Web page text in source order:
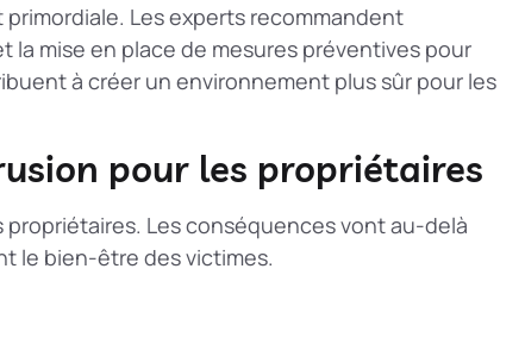
Les experts recommandent
la mise en place de mesures préventives pour
à créer un environnement plus sûr pour les
pour les propriétaires
Les conséquences vont au-delà
le bien-être des victimes.